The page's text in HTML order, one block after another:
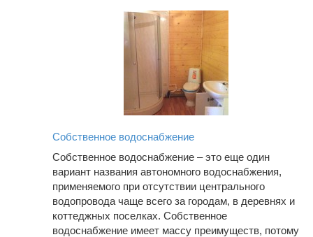
Собственное водоснабжение
Собственное водоснабжение – это еще один
вариант названия автономного водоснабжения,
применяемого при отсутствии центрального
водопровода чаще всего за городам, в деревнях и
коттеджных поселках. Собственное
водоснабжение имеет массу преимуществ, потому